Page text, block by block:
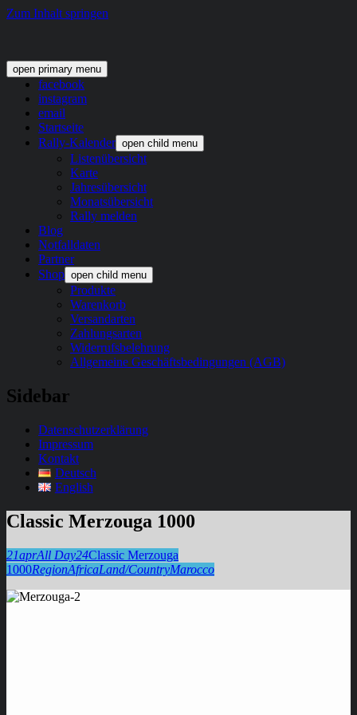
Zum Inhalt springen
open primary menu
facebook
instagram
email
Startseite
Rally-Kalender open child menu
Listenübersicht
Karte
Jahresübersicht
Monatsübersicht
Rally melden
Blog
Notfalldaten
Partner
Shop open child menu
Produkte
Warenkorb
Versandarten
Zahlungsarten
Widerrufsbelehrung
Allgemeine Geschäftsbedingungen (AGB)
Sidebar
Datenschutzerklärung
Impressum
Kontakt
Deutsch
English
Classic Merzouga 1000
21aprAll Day24Classic Merzouga
1000RegionAfricaLand/CountryMarocco